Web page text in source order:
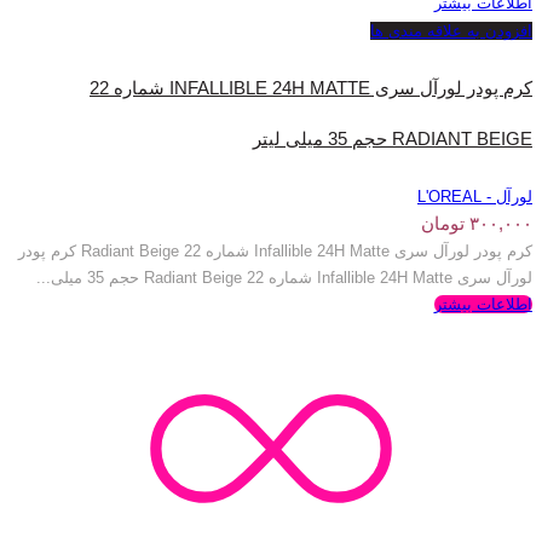
افزودن به علاقه مندی ها
کرم پودر لورآل سری INFALLIBLE 24H MATTE شماره 22
RADIANT BEIGE حجم 35 میلی‌ لیتر
لورآل - L'OREAL
۳۰۰,۰۰۰ تومان
کرم پودر لورآل سری Infallible 24H Matte شماره 22 Radiant Beige کرم پودر
لورآل سری Infallible 24H Matte شماره 22 Radiant Beige حجم 35 میلی‌...
اطلاعات بیشتر